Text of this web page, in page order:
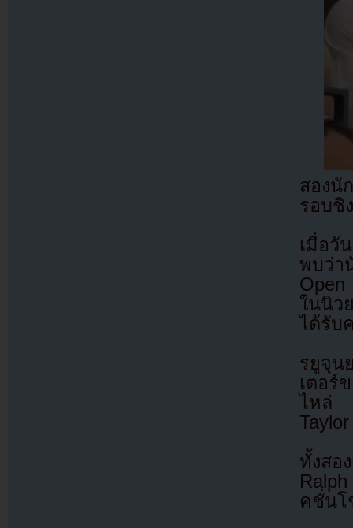
สองนั
รอบชิ
เมื่อวั
พบว่า
Open
ในนิว
ได้รับ
รยูจุน
เตอร์
ไหล่
ทั้งสอ
คชั่นโ